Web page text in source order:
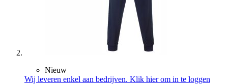
Nieuw
Wij leveren enkel aan bedrijven. Klik hier om in te loggen